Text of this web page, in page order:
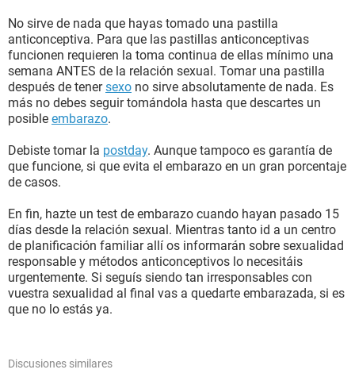
No sirve de nada que hayas tomado una pastilla
anticonceptiva. Para que las pastillas anticonceptivas
funcionen requieren la toma continua de ellas mínimo una
semana ANTES de la relación sexual. Tomar una pastilla
después de tenersexo no sirve absolutamente de nada. Es
más no debes seguir tomándola hasta que descartes un
posible embarazo.
Debiste tomar la postday. Aunque tampoco es garantía de
que funcione, si que evita el embarazo en un gran porcentaje
de casos.
En fin, hazte un test de embarazo cuando hayan pasado 15
días desde la relación sexual. Mientras tanto id a un centro
de planificación familiar allí os informarán sobre sexualidad
responsable y métodos anticonceptivos lo necesitáis
urgentemente. Si seguís siendo tan irresponsables con
vuestra sexualidad al final vas a quedarte embarazada, si es
que no lo estás ya.
Discusiones similares